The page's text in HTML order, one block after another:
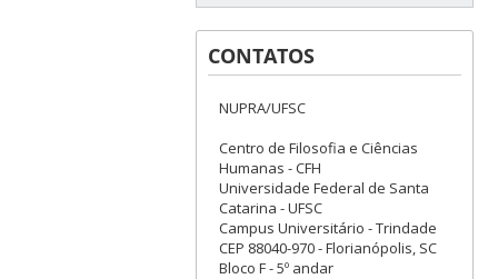
CONTATOS
NUPRA/UFSC
Centro de Filosofia e Ciências
Humanas - CFH
Universidade Federal de Santa
Catarina - UFSC
Campus Universitário - Trindade
CEP 88040-970 - Florianópolis, SC
Bloco F - 5º andar